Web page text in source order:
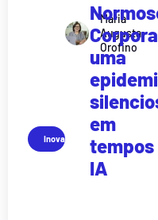
Inovação
Maria
Augusta
Orofino
uma
em
tempos
IA